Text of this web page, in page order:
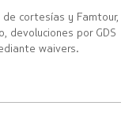
cortesías y Famtour,
devoluciones por GDS
waivers.